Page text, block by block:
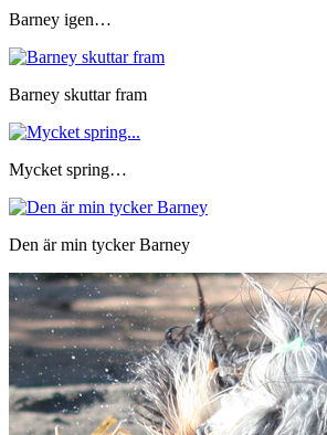
Barney igen…
Barney skuttar fram
Mycket spring…
Den är min tycker Barney